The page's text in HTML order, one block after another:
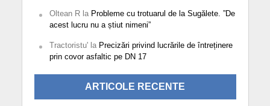
Oltean Rla Probleme cu trotuarul de la Sugălete. ”De
acest lucru nu a știut nimeni”
Tractoristu'la Precizări privind lucrările de întreținere
prin covor asfaltic pe DN 17
ARTICOLE RECENTE